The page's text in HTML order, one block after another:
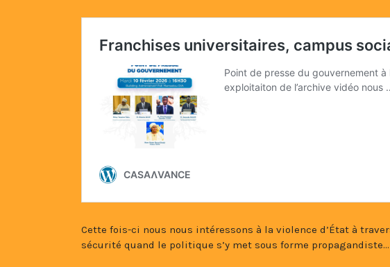
Cette fois-ci nous nous intéressons à la violence d’État à
sécurité quand le politique s’y met sous forme propagandiste…